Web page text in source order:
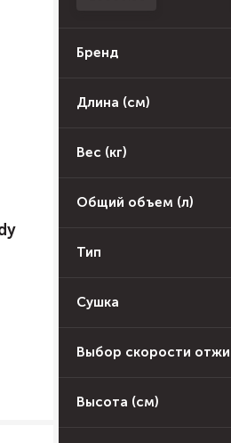
Бренд
Длина (см)
Вес (кг)
Общий объем (л)
Тип
Сушка
Выбор скорости
Высота (см)